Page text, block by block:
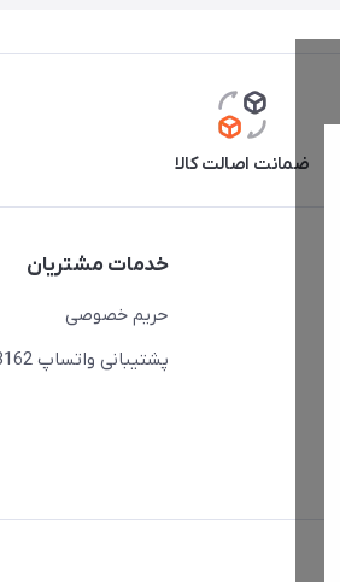
ضمانت اصالت کالا
خدمات مشتریان
حریم خصوصی
پشتیبانی واتساپ 09397003162